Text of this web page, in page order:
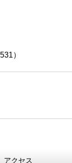
）
アクセス